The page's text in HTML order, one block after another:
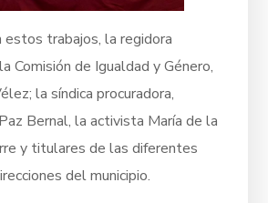
estos trabajos, la regidora
Comisión de Igualdad y Género,
la síndica procuradora,
Bernal, la activista María de la
y titulares de las diferentes
del municipio.